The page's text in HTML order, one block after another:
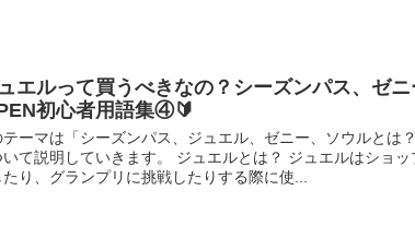
ュエルって買うべきなの？シーズンパス、ゼニ
初心者用語集④🔰
テーマは「シーズンパス、ジュエル、ゼニー、ソウルとは
いて説明していきます。 ジュエルとは？ ジュエルはショ
り、グランプリに挑戦したりする際に使...